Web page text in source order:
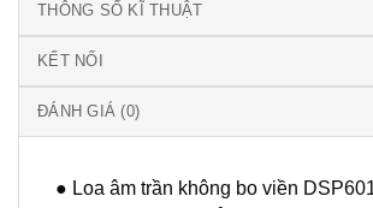
THÔNG SỐ KĨ THUẬT
KẾT NỐI
ĐÁNH GIÁ (0)
● Loa âm trần không bo viền